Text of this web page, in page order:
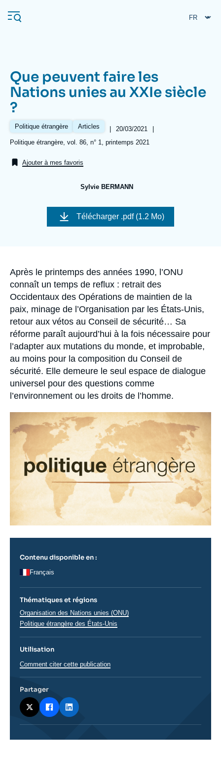
au
contenu
Navigation
principale
L'Ifri
Analyses
Se connecter
Que peuvent faire les
Nations unies au XXIe siècle
?
Politique étrangère Articles |
Date
de
publication
20/03/2021
|
Références
Politique étrangère, vol. 86, n° 1, printemps 2021
Ajouter à mes favoris
Sylvie BERMANN
couverture
Télécharger .pdf (1.2 Mo)
Accroche
Après le printemps des années 1990, l’ONU
connaît un temps de reflux : retrait des
Occidentaux des Opérations de maintien de la
paix, minage de l’Organisation par les États-Unis,
retour aux vétos au Conseil de sécurité… Sa
réforme paraît aujourd’hui à la fois nécessaire pour
l’adapter aux mutations du monde, et improbable,
au moins pour la composition du Conseil de
sécurité. Elle demeure le seul espace de dialogue
universel pour des questions comme
l’environnement ou les droits de l’homme.
principale
Contenu disponible en :
Français
Thématiques et régions
Thématiques
analyses
Organisation des Nations unies (ONU)
Régions
Politique étrangère des États-Unis
Utilisation
Comment citer cette publication
Partager